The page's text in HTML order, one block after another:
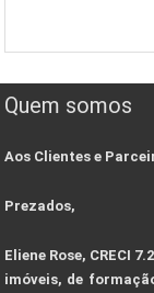
Quem somos
Aos Clientes e
Prezados,
Eliene Rose, CRECI
imóveis, de